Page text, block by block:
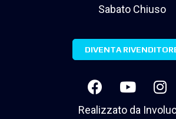
Sabato Chiuso
DIVENTA
Realizzato da